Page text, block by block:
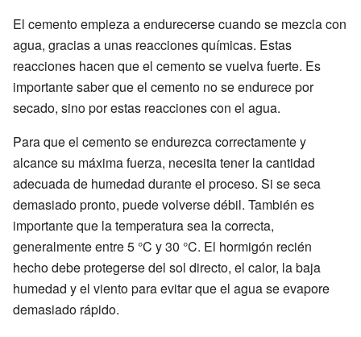
El cemento empieza a endurecerse cuando se mezcla con
agua, gracias a unas reacciones químicas. Estas
reacciones hacen que el cemento se vuelva fuerte. Es
importante saber que el cemento no se endurece por
secado, sino por estas reacciones con el agua.
Para que el cemento se endurezca correctamente y
alcance su máxima fuerza, necesita tener la cantidad
adecuada de humedad durante el proceso. Si se seca
demasiado pronto, puede volverse débil. También es
importante que la temperatura sea la correcta,
generalmente entre 5 °C y 30 °C. El hormigón recién
hecho debe protegerse del sol directo, el calor, la baja
humedad y el viento para evitar que el agua se evapore
demasiado rápido.